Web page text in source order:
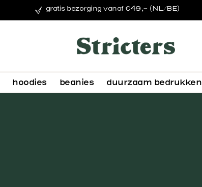
gratis bezorging vanaf €49,- (NL/BE)
hoodies beanies duurzaam bedrukken